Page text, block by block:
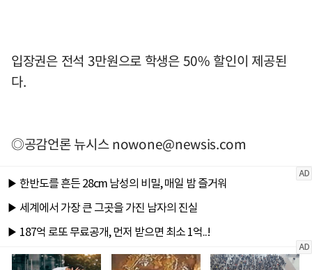
입장권은 전석 3만원으로 학생은 50% 할인이 제공된
다.
◎공감언론 뉴시스nowone@newsis.com